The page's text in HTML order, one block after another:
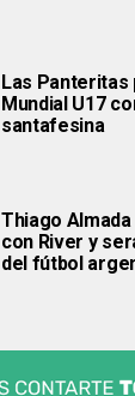
Las Panteritas
Mundial U17
santafesina
Thiago
con River y
del fútbol